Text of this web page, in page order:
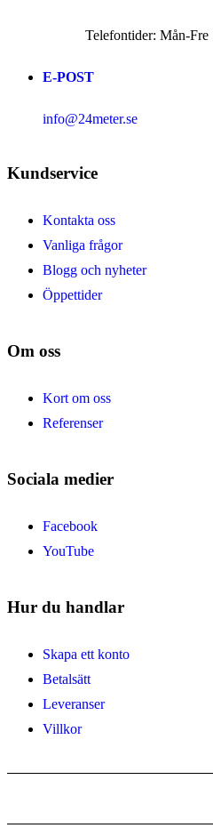
Telefontider: Mån-Fre
E-POST
info@24meter.se
Kundservice
Kontakta oss
Vanliga frågor
Blogg och nyheter
Öppettider
Om oss
Kort om oss
Referenser
Sociala medier
Facebook
YouTube
Hur du handlar
Skapa ett konto
Betalsätt
Leveranser
Villkor